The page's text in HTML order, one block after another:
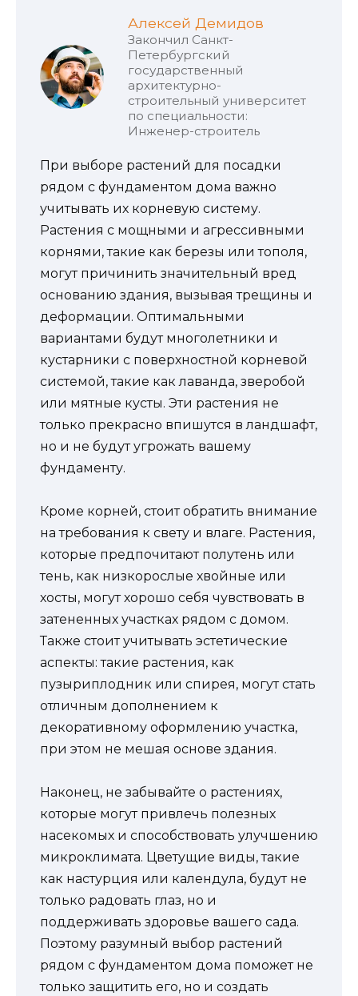
Алексей Демидов
Закончил Санкт-
Петербургский
государственный
архитектурно-
строительный университет
по специальности:
Инженер-строитель
При выборе растений для посадки
рядом с фундаментом дома важно
учитывать их корневую систему.
Растения с мощными и агрессивными
корнями, такие как березы или тополя,
могут причинить значительный вред
основанию здания, вызывая трещины и
деформации. Оптимальными
вариантами будут многолетники и
кустарники с поверхностной корневой
системой, такие как лаванда, зверобой
или мятные кусты. Эти растения не
только прекрасно впишутся в ландшафт,
но и не будут угрожать вашему
фундаменту.
Кроме корней, стоит обратить внимание
на требования к свету и влаге. Растения,
которые предпочитают полутень или
тень, как низкорослые хвойные или
хосты, могут хорошо себя чувствовать в
затененных участках рядом с домом.
Также стоит учитывать эстетические
аспекты: такие растения, как
пузыриплодник или спирея, могут стать
отличным дополнением к
декоративному оформлению участка,
при этом не мешая основе здания.
Наконец, не забывайте о растениях,
которые могут привлечь полезных
насекомых и способствовать улучшению
микроклимата. Цветущие виды, такие
как настурция или календула, будут не
только радовать глаз, но и
поддерживать здоровье вашего сада.
Поэтому разумный выбор растений
рядом с фундаментом дома поможет не
только защитить его, но и создать